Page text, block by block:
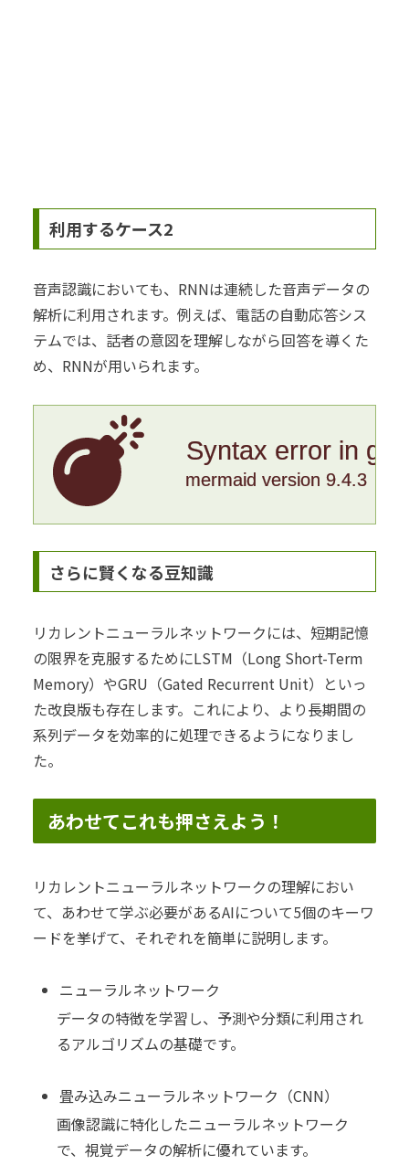
利用するケース2
音声認識においても、RNNは連続した音声データの
解析に利用されます。例えば、電話の自動応答シス
テムでは、話者の意図を理解しながら回答を導くた
め、RNNが用いられます。
Syntax error in
mermaid version 9.4.3
さらに賢くなる豆知識
リカレントニューラルネットワークには、短期記憶
の限界を克服するためにLSTM（Long Short-Term
Memory）やGRU（Gated Recurrent Unit）といっ
た改良版も存在します。これにより、より長期間の
系列データを効率的に処理できるようになりまし
た。
あわせてこれも押さえよう！
リカレントニューラルネットワークの理解におい
て、あわせて学ぶ必要があるAIについて5個のキーワ
ードを挙げて、それぞれを簡単に説明します。
ニューラルネットワーク
データの特徴を学習し、予測や分類に利用され
るアルゴリズムの基礎です。
畳み込みニューラルネットワーク（CNN）
画像認識に特化したニューラルネットワーク
で、視覚データの解析に優れています。